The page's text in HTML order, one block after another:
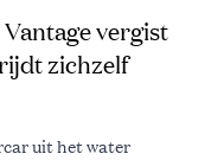
vergist
zichzelf
uit het water